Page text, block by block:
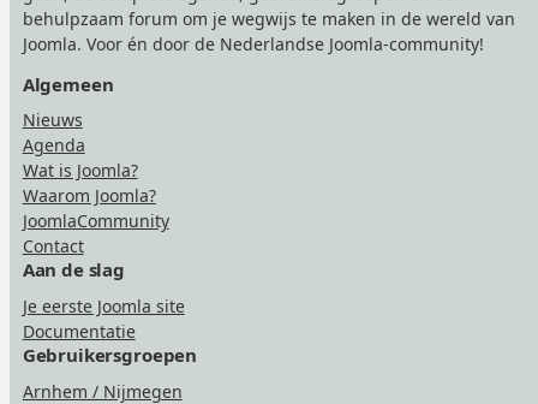
behulpzaam forum om je wegwijs te maken in de wereld van
Joomla. Voor én door de Nederlandse Joomla-community!
Algemeen
Nieuws
Agenda
Wat is Joomla?
Waarom Joomla?
JoomlaCommunity
Contact
Aan de slag
Je eerste Joomla site
Documentatie
Gebruikersgroepen
Arnhem / Nijmegen